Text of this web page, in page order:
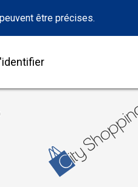
être précises.